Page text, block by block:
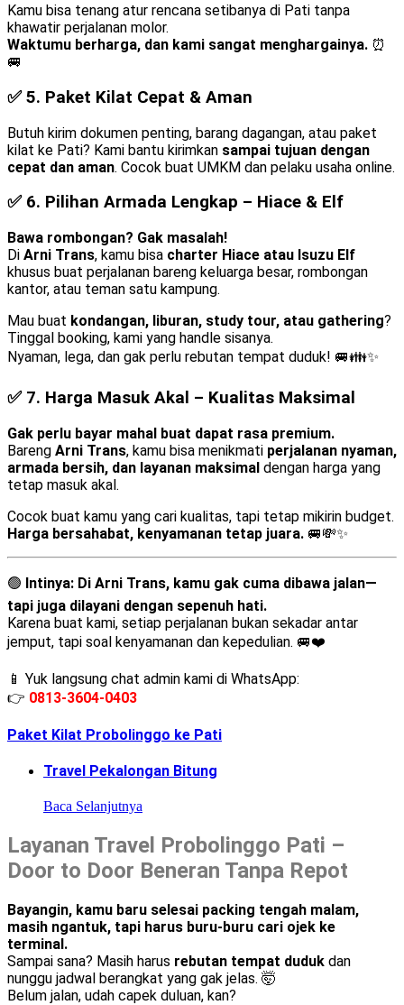
Kamu bisa tenang atur rencana setibanya di Pati tanpa
khawatir perjalanan molor.
Waktumu berharga, dan kami sangat menghargainya. ⏰
🚐
✅ 5. Paket Kilat Cepat & Aman
Butuh kirim dokumen penting, barang dagangan, atau paket
kilat ke Pati? Kami bantu kirimkan sampai tujuan dengan
cepat dan aman. Cocok buat UMKM dan pelaku usaha online.
✅ 6. Pilihan Armada Lengkap – Hiace & Elf
Bawa rombongan? Gak masalah!
Di Arni Trans, kamu bisa charter Hiace atau Isuzu Elf
khusus buat perjalanan bareng keluarga besar, rombongan
kantor, atau teman satu kampung.
Mau buat kondangan, liburan, study tour, atau gathering?
Tinggal booking, kami yang handle sisanya.
Nyaman, lega, dan gak perlu rebutan tempat duduk! 🚐👪✨
✅ 7. Harga Masuk Akal – Kualitas Maksimal
Gak perlu bayar mahal buat dapat rasa premium.
Bareng Arni Trans, kamu bisa menikmati perjalanan nyaman,
armada bersih, dan layanan maksimal dengan harga yang
tetap masuk akal.
Cocok buat kamu yang cari kualitas, tapi tetap mikirin budget.
Harga bersahabat, kenyamanan tetap juara. 🚐💸✨
🟢 Intinya: Di Arni Trans, kamu gak cuma dibawa jalan—
tapi juga dilayani dengan sepenuh hati.
Karena buat kami, setiap perjalanan bukan sekadar antar
jemput, tapi soal kenyamanan dan kepedulian. 🚐❤️
📱 Yuk langsung chat admin kami di WhatsApp:
👉 0813-3604-0403
Paket Kilat Probolinggo ke Pati
Travel Pekalongan Bitung
Baca Selanjutnya
Layanan Travel Probolinggo Pati –
Door to Door Beneran Tanpa Repot
Bayangin, kamu baru selesai packing tengah malam,
masih ngantuk, tapi harus buru-buru cari ojek ke
terminal.
Sampai sana? Masih harus rebutan tempat duduk dan
nunggu jadwal berangkat yang gak jelas. 🤯
Belum jalan, udah capek duluan, kan?